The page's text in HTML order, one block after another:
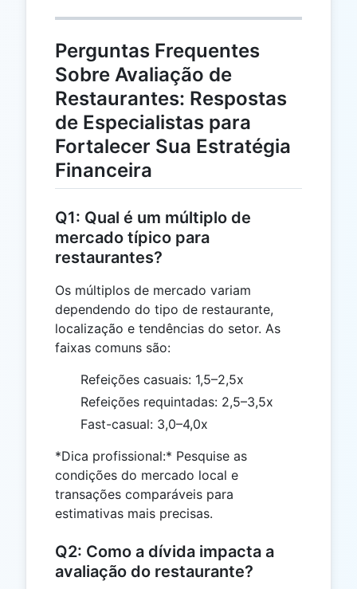
Perguntas Frequentes
Sobre Avaliação de
Restaurantes: Respostas
de Especialistas para
Fortalecer Sua Estratégia
Financeira
Q1: Qual é um múltiplo de
mercado típico para
restaurantes?
Os múltiplos de mercado variam
dependendo do tipo de restaurante,
localização e tendências do setor. As
faixas comuns são:
Refeições casuais: 1,5–2,5x
Refeições requintadas: 2,5–3,5x
Fast-casual: 3,0–4,0x
*Dica profissional:* Pesquise as
condições do mercado local e
transações comparáveis para
estimativas mais precisas.
Q2: Como a dívida impacta a
avaliação do restaurante?